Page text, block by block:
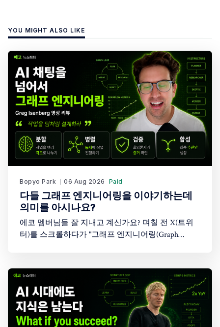
YOU MIGHT ALSO LIKE
Bopyo Park 06 Aug 2026 Paid
다들 그래프 엔지니어링을 이야기하는데
의미를 아시나요?
에코 멤버님들 잘 지내고 계신가요? 며칠 전 X(트위
터)를 스크롤하다가 "그래프 엔지니어링(Graph
다. 솔직히 저도 이 개념이 정확히 뭔지 몰랐습니다.
그래서 이 주제를 다룬 Greg Isenberg의 유튜브 영상
을 찾아봤고, 26분짜리 영상을 보면서